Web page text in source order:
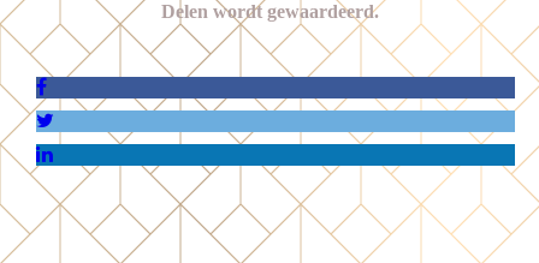
Delen wordt gewaardeerd.